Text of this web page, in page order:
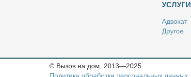
УСЛУГИ
Адво­кат
Дру­гое
Ри­эл­тор
© Вызов на дом, 2013—2025